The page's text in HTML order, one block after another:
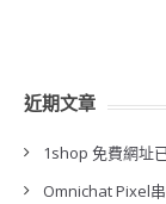
近期文章
1shop 免費網址
Omnichat Pixel